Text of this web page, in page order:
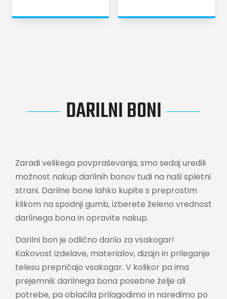
DARILNI BONI
Zaradi velikega povpraševanja, smo sedaj uredili
možnost nakup darilnih bonov tudi na naši spletni
strani. Darilne bone lahko kupite s preprostim
klikom na spodnji gumb, izberete želeno vrednost
darilnega bona in opravite nakup.
Darilni bon je odlično darilo za vsakogar!
Kakovost izdelave, materialov, dizajn in prileganje
telesu prepričajo vsakogar. V kolikor pa ima
prejemnik darilnega bona posebne želje ali
potrebe, pa oblačila prilagodimo in naredimo po